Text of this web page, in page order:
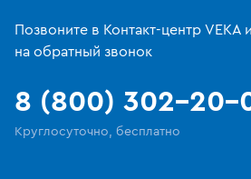
Позвоните в Контакт-центр VEKA
на обратный звонок
8 (800) 302-20-
Круглосуточно, бесплатно